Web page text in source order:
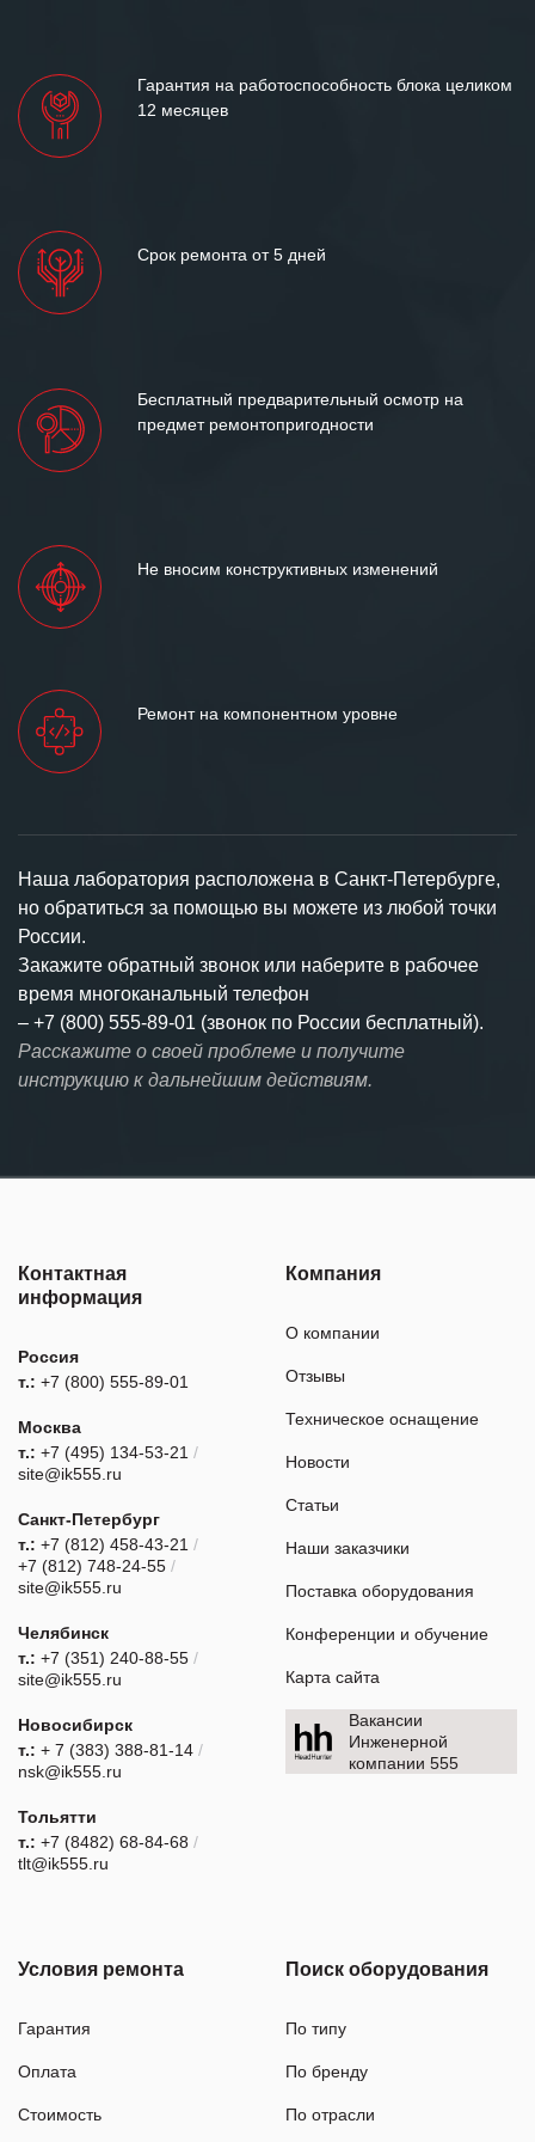
Гарантия на работоспособность блока целиком
12 месяцев
Срок ремонта от 5 дней
Бесплатный предварительный осмотр на
предмет ремонтопригодности
Не вносим конструктивных изменений
Ремонт на компонентном уровне
Наша лаборатория расположена в Санкт-Петербурге,
но обратиться за помощью вы можете из любой точки
России.
Закажите обратный звонок или наберите в рабочее
время многоканальный телефон
– +7 (800) 555-89-01 (звонок по России бесплатный).
Расскажите о своей проблеме и получите
инструкцию к дальнейшим действиям.
Контактная
информация
Россия
т.: +7 (800) 555-89-01
Москва
т.: +7 (495) 134-53-21 /
site@ik555.ru
Санкт-Петербург
т.: +7 (812) 458-43-21 /
+7 (812) 748-24-55 /
site@ik555.ru
Челябинск
т.: +7 (351) 240-88-55 /
site@ik555.ru
Новосибирск
т.: + 7 (383) 388-81-14 /
nsk@ik555.ru
Тольятти
т.: +7 (8482) 68-84-68 /
tlt@ik555.ru
Компания
О компании
Отзывы
Техническое оснащение
Новости
Статьи
Наши заказчики
Поставка оборудования
Конференции и обучение
Карта сайта
Вакансии
Инженерной
компании 555
Условия ремонта
Гарантия
Оплата
Стоимость
Поиск оборудования
По типу
По бренду
По отрасли